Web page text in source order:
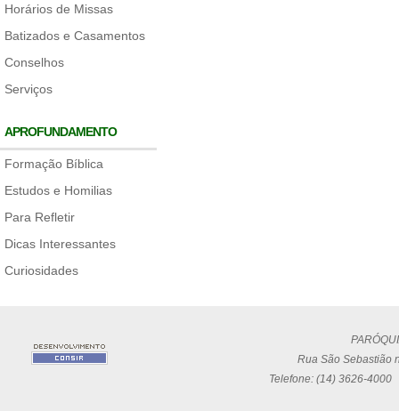
Horários de Missas
Batizados e Casamentos
Conselhos
Serviços
APROFUNDAMENTO
Formação Bíblica
Estudos e Homilias
Para Refletir
Dicas Interessantes
Curiosidades
Rua São Sebastião
Telefone: (14) 3626-